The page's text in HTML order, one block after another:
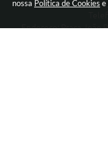
nossa Política de Cookies e
Endereço: Praça João